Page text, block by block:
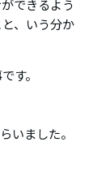
できるよう
、いう分か
す。
いました。